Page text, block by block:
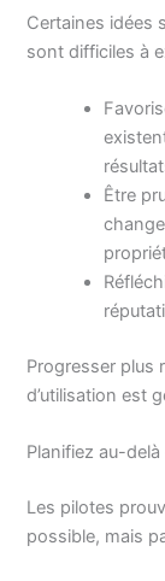
Certaines idées
sont difficiles à
Être
Progresser plus
d’utilisation est
Planifiez au-
Les pilotes
possible, mais